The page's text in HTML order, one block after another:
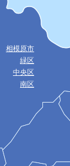
相模原市
緑区
中央区
南区